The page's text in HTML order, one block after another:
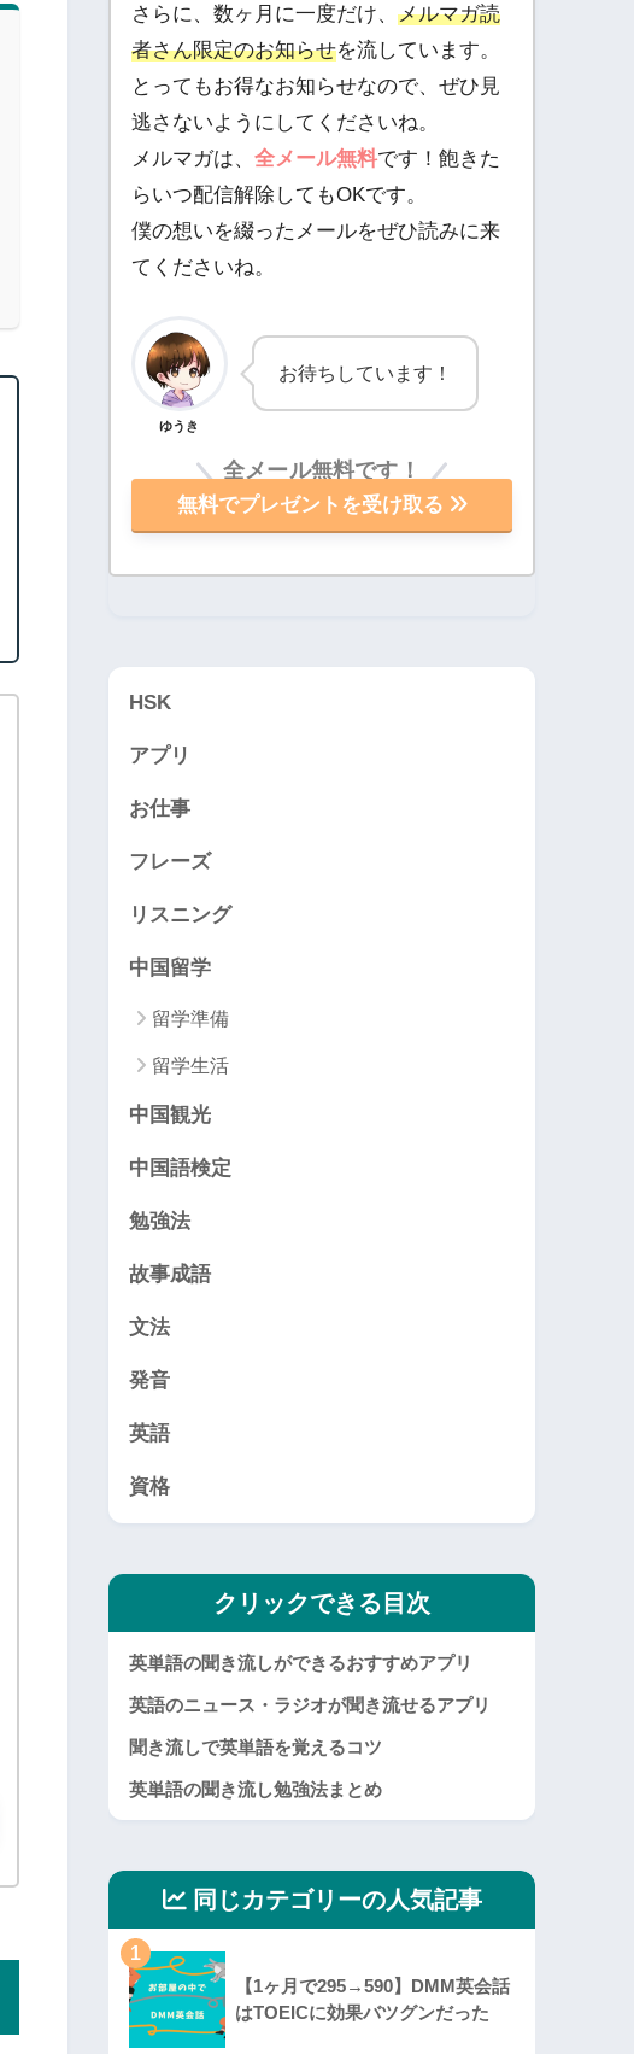
さらに、数ヶ月に一度だけ、 メルマガ読
者さん限定のお知らせを流しています。
とってもお得なお知らせなので、ぜひ見
逃さないようにしてくださいね。
メルマガは、 全メール無料です！飽きた
らいつ配信解除してもOKです。
僕の想いを綴ったメールをぜひ読みに来
てくださいね。
ゆうき
お待ちしています！
全メール無料です！
無料でプレゼントを受け取る
HSK
アプリ
お仕事
フレーズ
リスニング
中国留学
留学準備
留学生活
中国観光
中国語検定
勉強法
故事成語
文法
発音
英語
資格
クリックできる目次
英単語の聞き流しができるおすすめアプリ
英語のニュース・ラジオが聞き流せるアプリ
聞き流しで英単語を覚えるコツ
英単語の聞き流し勉強法まとめ
同じカテゴリーの人気記事
1
【1ヶ月で295→590】DMM英会話
はTOEICに効果バツグンだった